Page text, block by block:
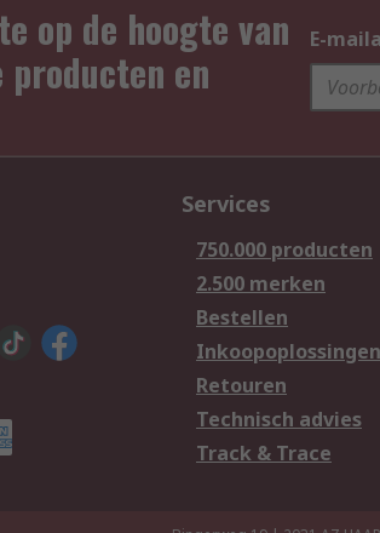
op de hoogte van
producten en
E-
Services
750.000 producten
2.500 merken
Bestellen
Inkoopoplossingen
Retouren
Technisch advies
Track & Trace